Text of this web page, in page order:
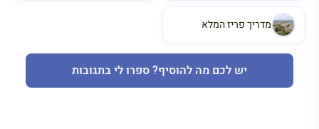
מדריך פריז המלא
יש לכם מה להוסיף? ספרו לי בתגובות